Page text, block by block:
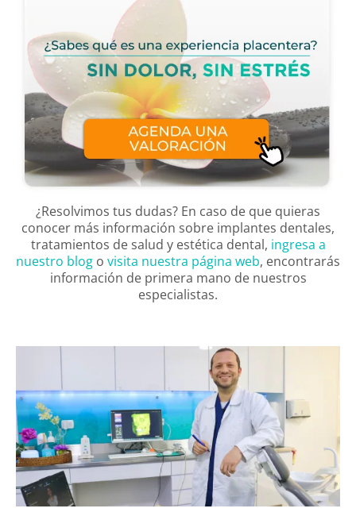
¿Resolvimos tus dudas? En caso de que quieras
conocer más información sobre implantes dentales,
tratamientos de salud y estética dental, ingresa a
nuestro blog o visita nuestra página web, encontrarás
información de primera mano de nuestros
especialistas.